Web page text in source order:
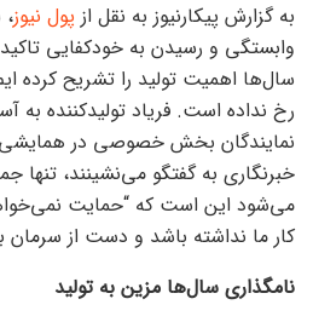
به گزارش پیکارنیوز به نقل از پول نیوز
وابستگی و رسیدن به خودکفایی
سال‌ها اهمیت تولید را تشریح کرده
رخ نداده است. فریاد تولیدکننده به
نمایندگان بخش خصوصی در همایشی
خبرنگاری به گفتگو می‌نشینند، تنها
می‌شود این است که “حمایت
کار ما نداشته باشد و دست از سرمان
نامگذاری سال‌ها مزین به تولید